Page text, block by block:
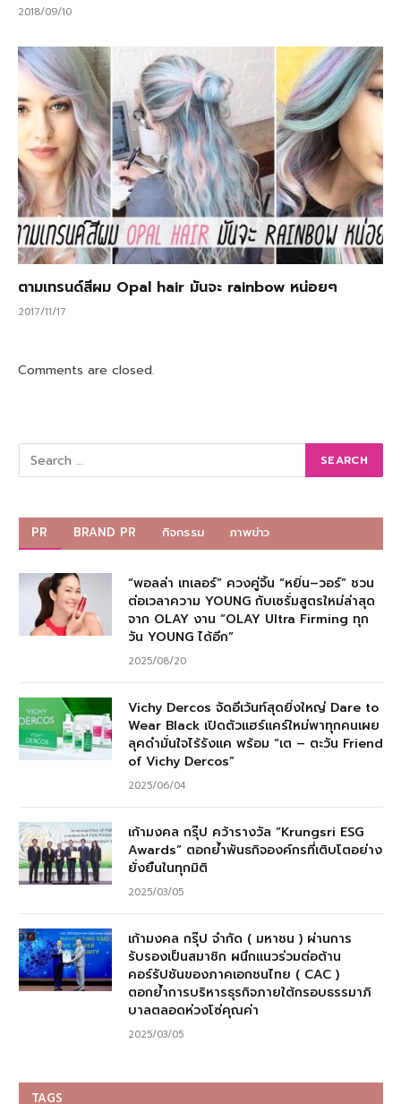
2018/09/10
ตามเทรนด์สีผม Opal hair มันจะ rainbow หน่อยๆ
2017/11/17
Comments are closed.
PR BRAND PR กิจกรรม ภาพข่าว
“พอลล่า เทเลอร์” ควงคู่จิ้น “หยิ่น–วอร์” ชวน
ต่อเวลาความ YOUNG กับเซรั่มสูตรใหม่ล่าสุด
จาก OLAY งาน “OLAY Ultra Firming ทุก
วัน YOUNG ได้อีก”
2025/08/20
Vichy Dercos จัดอีเว้นท์สุดยิ่งใหญ่ Dare to
Wear Black เปิดตัวแฮร์แคร์ใหม่พาทุกคนเผย
ลุคดำมั่นใจไร้รังแค พร้อม “เต – ตะวัน Friend
of Vichy Dercos”
2025/06/04
เก้ามงคล กรุ๊ป คว้ารางวัล “Krungsri ESG
Awards” ตอกย้ำพันธกิจองค์กรที่เติบโตอย่าง
ยั่งยืนในทุกมิติ
2025/03/05
เก้ามงคล กรุ๊ป จำกัด ( มหาชน ) ผ่านการ
รับรองเป็นสมาชิก ผนึกแนวร่วมต่อต้าน
คอร์รัปชันของภาคเอกชนไทย ( CAC )
ตอกย้ำการบริหารธุรกิจภายใต้กรอบธรรมาภิ
บาลตลอดห่วงโซ่คุณค่า
2025/03/05
TAGS